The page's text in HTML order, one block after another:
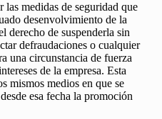
las medidas de seguridad que
desenvolvimiento de la
derecho de suspenderla sin
defraudaciones o cualquier
una circunstancia de fuerza
de la empresa. Esta
mismos medios en que se
esa fecha la promoción